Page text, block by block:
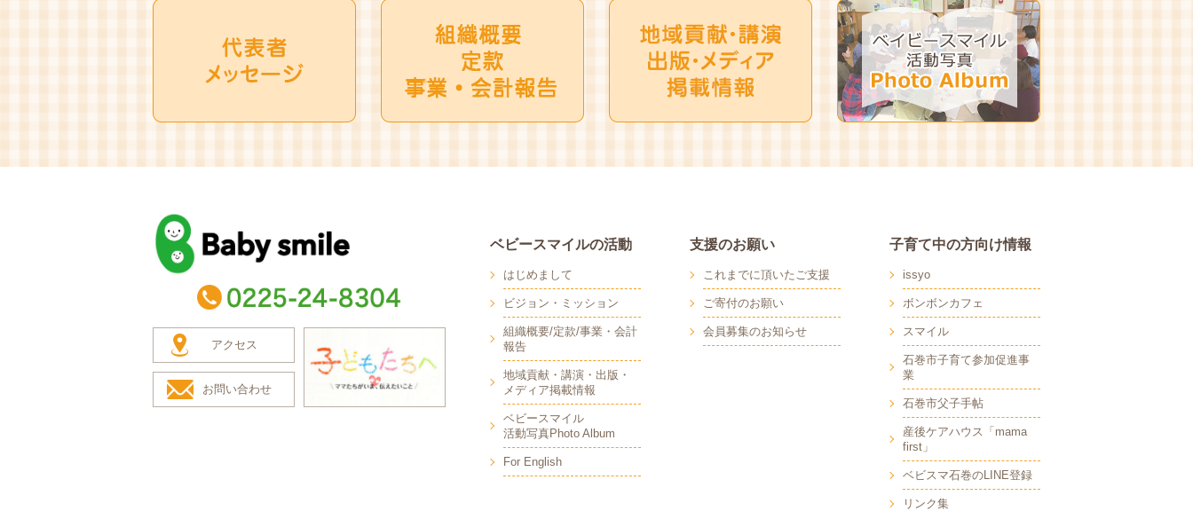
baby smile
アクセス
お問い合わせ
ベビースマイルの活動
はじめまして
ビジョン・ミッション
組織概要/定款/事業・会計
報告
地域貢献・講演・出版・
メディア掲載情報
ベビースマイル
活動写真Photo Album
For English
支援のお願い
これまでに頂いたご支援
ご寄付のお願い
会員募集のお知らせ
子育て中の方向け情報
issyo
ボンボンカフェ
スマイル
石巻市子育て参加促進事
業
石巻市父子手帖
産後ケアハウス「mama
first」
ベビスマ石巻のLINE登録
リンク集